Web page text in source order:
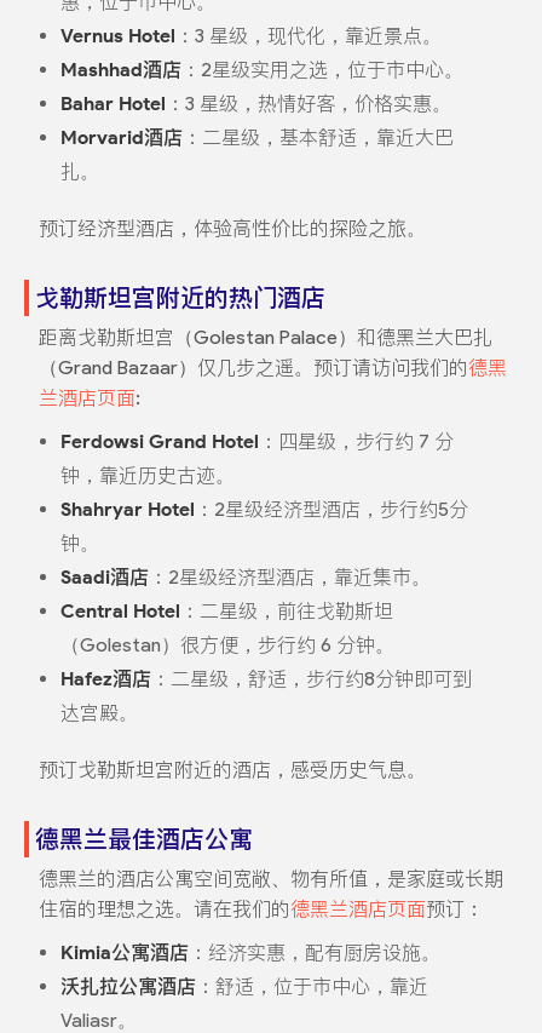
Vernus Hotel ：3 星级，现代化，靠近景点。
Mashhad酒店：2星级实用之选，位于市中心。
Bahar Hotel ：3 星级，热情好客，价格实惠。
Morvarid酒店：二星级，基本舒适，靠近大巴
扎。
预订经济型酒店，体验高性价比的探险之旅。
戈勒斯坦宫附近的热门酒店
距离戈勒斯坦宫（Golestan Palace）和德黑兰大巴扎
（Grand Bazaar）仅几步之遥。预订请访问我们的德黑
兰酒店页面:
Ferdowsi Grand Hotel ：四星级，步行约 7 分
钟，靠近历史古迹。
Shahryar Hotel ：2星级经济型酒店，步行约5分
钟。
Saadi酒店：2星级经济型酒店，靠近集市。
Central Hotel ：二星级，前往戈勒斯坦
（Golestan）很方便，步行约 6 分钟。
Hafez酒店：二星级，舒适，步行约8分钟即可到
达宫殿。
预订戈勒斯坦宫附近的酒店，感受历史气息。
德黑兰最佳酒店公寓
德黑兰的酒店公寓空间宽敞、物有所值，是家庭或长期
住宿的理想之选。请在我们的德黑兰酒店页面预订：
Kimia公寓酒店：经济实惠，配有厨房设施。
沃扎拉公寓酒店：舒适，位于市中心，靠近
Valiasr。